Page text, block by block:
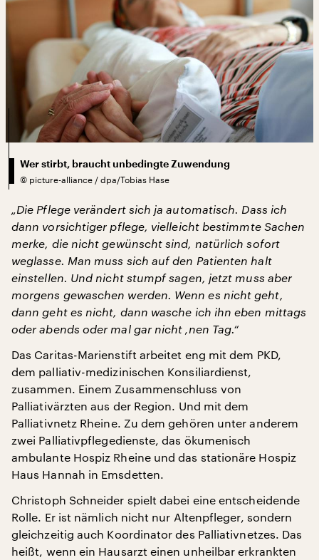
Wer stirbt, braucht unbedingte Zuwendung
© picture-alliance / dpa/Tobias Hase
„Die Pflege verändert sich ja automatisch. Dass ich
dann vorsichtiger pflege, vielleicht bestimmte Sachen
merke, die nicht gewünscht sind, natürlich sofort
weglasse. Man muss sich auf den Patienten halt
einstellen. Und nicht stumpf sagen, jetzt muss aber
morgens gewaschen werden. Wenn es nicht geht,
dann geht es nicht, dann wasche ich ihn eben mittags
oder abends oder mal gar nicht ‚nen Tag.“
Das Caritas-Marienstift arbeitet eng mit dem PKD,
dem palliativ-medizinischen Konsiliardienst,
zusammen. Einem Zusammenschluss von
Palliativärzten aus der Region. Und mit dem
Palliativnetz Rheine. Zu dem gehören unter anderem
zwei Palliativpflegedienste, das ökumenisch
ambulante Hospiz Rheine und das stationäre Hospiz
Haus Hannah in Emsdetten.
Christoph Schneider spielt dabei eine entscheidende
Rolle. Er ist nämlich nicht nur Altenpfleger, sondern
gleichzeitig auch Koordinator des Palliativnetzes. Das
heißt, wenn ein Hausarzt einen unheilbar erkrankten